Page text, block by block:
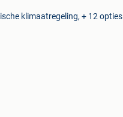
klimaatregeling, + 12 opties